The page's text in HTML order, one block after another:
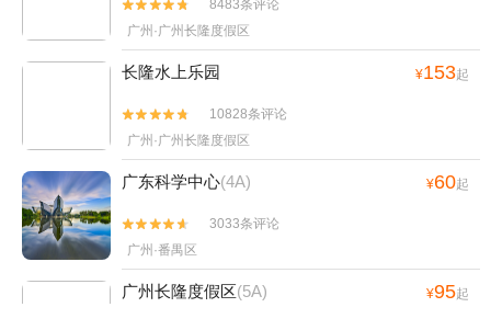


8483条评论
广州·广州长隆度假区
长隆水上乐园 ¥153起


10828条评论
广州·广州长隆度假区
广东科学中心(4A) ¥60起


3033条评论
广州·番禺区
广州长隆度假区(5A) ¥95起